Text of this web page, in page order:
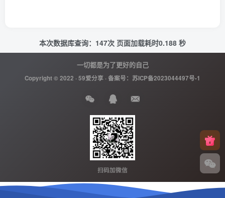
本次数据库查询：147次 页面加载耗时0.188 秒
一切都是为了更好的自己
Copyright © 2022 ·59爱分享 · 备案号： 苏ICP备2023044497号-1
扫码加微信